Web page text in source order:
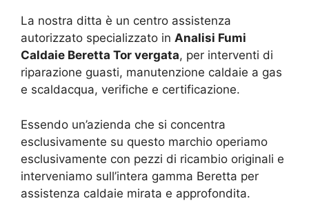
La nostra ditta è un centro assistenza
autorizzato specializzato in Analisi Fumi
Caldaie Beretta Tor vergata, per interventi di
riparazione guasti, manutenzione caldaie a gas
e scaldacqua, verifiche e certificazione.
Essendo un’azienda che si concentra
esclusivamente su questo marchio operiamo
esclusivamente con pezzi di ricambio originali e
interveniamo sull’intera gamma Beretta per
assistenza caldaie mirata e approfondita.